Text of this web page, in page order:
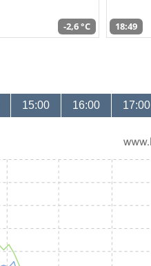
-2,6 °C 18:49
15:00 16:00 17:00